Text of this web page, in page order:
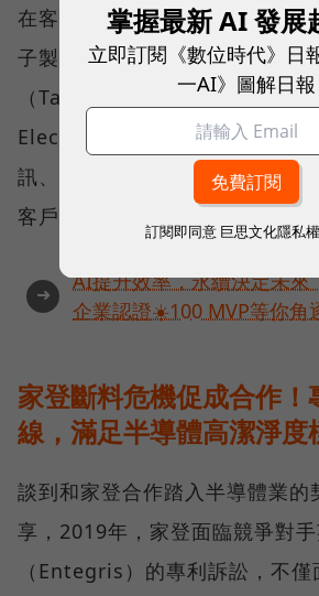
在客戶方面，耐特半數的客戶為
子製造業及汽車廠的鴻海、中華
（Tata Group）、施耐德電機
Electric），5G通訊及新能源領
訊、順達、思科（Cisco），以
客戶家登等。
➜
AI提升效率，永續決定未來
企業認證☀️100 MVP等你角
家登斷料危機促成合作！
線，滿足半導體高潔淨度
談到和家登合作踏入半導體業的
享，2019年，家登面臨競爭對
（Entegris）的專利訴訟，不僅
掌握最新 AI 發展
立即訂閱《數位時代》日
一AI》圖解日報
訂閱即同意 巨思文化隱私